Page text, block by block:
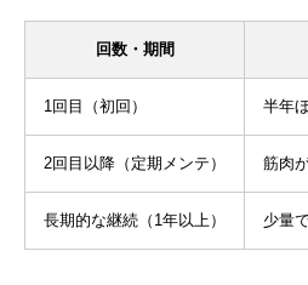
回数・期間
1回目（初回） 半年
2回目以降（定期メンテ） 筋肉
長期的な継続（1年以上） 少量